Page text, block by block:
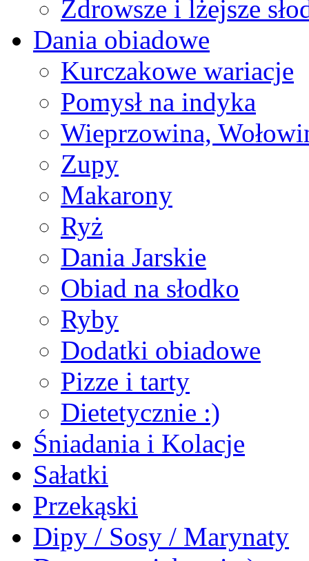
Zdrowsze i lżejsze
Dania obiadowe
Kurczakowe wariacje
Pomysł na indyka
Wieprzowina,
Zupy
Makarony
Ryż
Dania Jarskie
Obiad na słodko
Ryby
Dodatki obiadowe
Pizze i tarty
Dietetycznie :)
Śniadania i Kolacje
Sałatki
Przekąski
Dipy / Sosy / Marynaty